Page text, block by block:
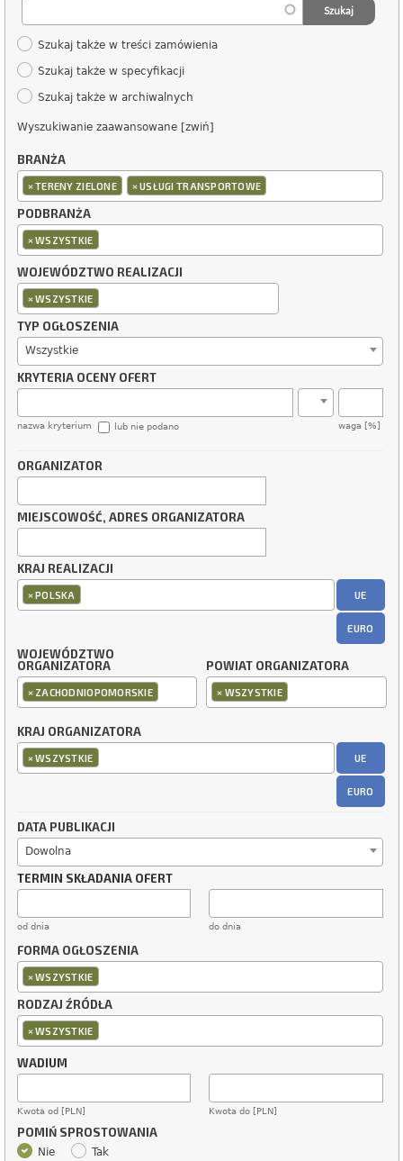
Szukaj także w treści zamówienia
Szukaj także w specyfikacji
Szukaj także w archiwalnych
Wyszukiwanie zaawansowane [zwiń]
BRANŻA
×TERENY ZIELONE ×USŁUGI TRANSPORTOWE
PODBRANŻA
×WSZYSTKIE
WOJEWÓDZTWO REALIZACJI
×WSZYSTKIE
TYP OGŁOSZENIA
Wszystkie
KRYTERIA OCENY OFERT
nazwa kryterium waga [%]
lub nie podano
ORGANIZATOR
MIEJSCOWOŚĆ, ADRES ORGANIZATORA
KRAJ REALIZACJI
×POLSKA UE
EURO
WOJEWÓDZTWO
ORGANIZATORA
× ZACHODNIOPOMORSKIE
POWIAT ORGANIZATORA
× WSZYSTKIE
KRAJ ORGANIZATORA
×WSZYSTKIE UE
EURO
DATA PUBLIKACJI
Dowolna
TERMIN SKŁADANIA OFERT
od dnia do dnia
FORMA OGŁOSZENIA
×WSZYSTKIE
RODZAJ ŹRÓDŁA
×WSZYSTKIE
WADIUM
Kwota od [PLN] Kwota do [PLN]
POMIŃ SPROSTOWANIA
Nie Tak